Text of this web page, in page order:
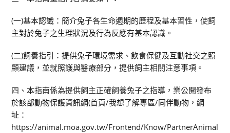
(一)基本認識：簡介兔子各生命週期的歷程及基本習性，使飼
主對於兔子之生理狀況及行為反應有基本認識。
(二)飼養指引：提供兔子環境需求、飲食保健及互動社交之照
顧建議，並就照護與醫療部分，提供飼主相關注意事項。
四、本指南係為提供飼主正確飼養兔子之指導，業公開發布
於該部動物保護資訊網(首頁/我想了解專區/同伴動物，網
址：
https://animal.moa.gov.tw/Frontend/Know/PartnerAnimal